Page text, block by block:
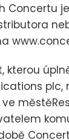
Concertu
kterou
plc,